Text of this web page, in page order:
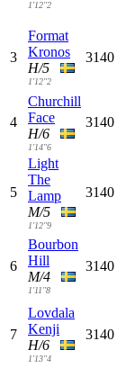
1'12"2
3
Format
Kronos
H/5
1'12"2
3140
4
Churchill
Face
H/6
1'14"6
3140
5
Light
The
Lamp
M/5
1'12"9
3140
6
Bourbon
Hill
M/4
1'11"8
3140
7
Lovdala
Kenji
H/6
1'13"4
3140